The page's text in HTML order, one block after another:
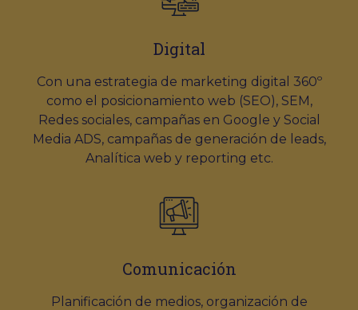
Digital
Con una estrategia de marketing digital 360º
como el posicionamiento web (SEO), SEM,
Redes sociales, campañas en Google y Social
Media ADS, campañas de generación de leads,
Analítica web y reporting etc.
Comunicación
Planificación de medios, organización de